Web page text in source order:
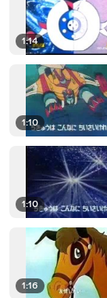
1:14
1:10
1:10
1:16